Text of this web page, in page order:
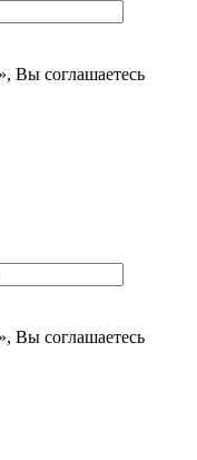
Вы соглашаетесь
Вы соглашаетесь